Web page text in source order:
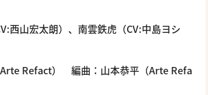
西山宏太朗）、南雲鉄虎（CV:中島ヨシ
Refact） 編曲：山本恭平（Arte Refa